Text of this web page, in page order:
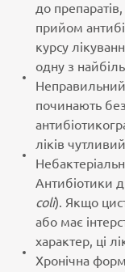
до
прийом
курсу
одну з
Неправильний
починають
ліків
Антибіотики
coli). Якщо
або має
характер, ці
Хронічна